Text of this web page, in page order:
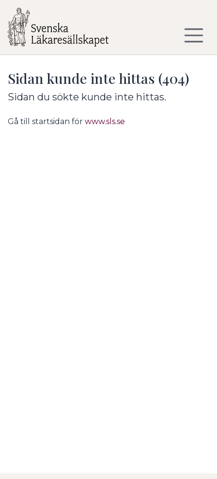
Sidan kunde inte hittas (404)
Sidan du sökte kunde inte hittas.
Gå till startsidan för www.sls.se